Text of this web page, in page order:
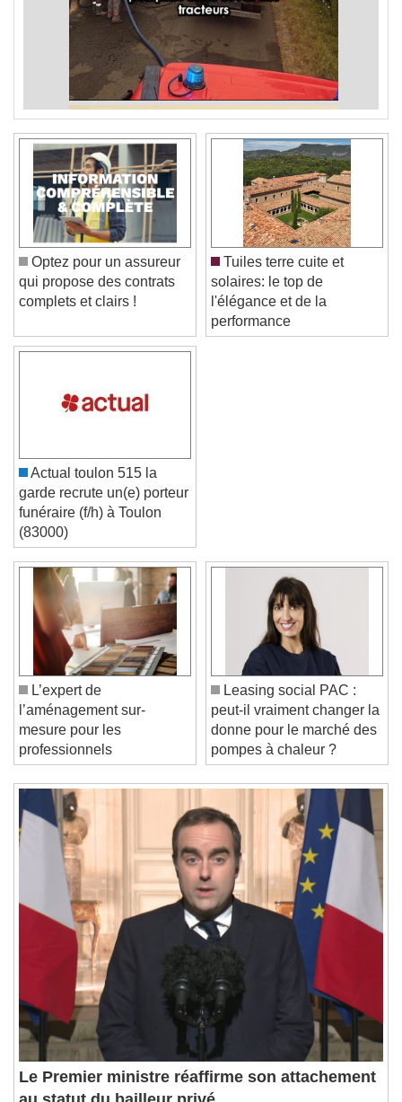
Video Player is loading.
Play Video
Play
Skip Backward
Skip Forward
Unmute
Current Time
/
Duration-:-
Loaded
Stream TypeLIVE
Seek to live, currently behind liveLIVE
Remaining Time
1x
Playback Rate
Chapters
Chapters
Descriptions
descriptions off
, selected
Subtitles
subtitles settings , opens subtitles
settings dialog
, selected
Audio Track
Picture-in-Picture Fullscreen
Optez pour un assureur
qui propose des contrats
Tuiles terre cuite et
solaires: le top de
l'élégance et de la
performance
Actual toulon 515 la
garde recrute un(e) porteur
funéraire (f/h) à Toulon
(83000)
L’expert de
l’aménagement sur-
mesure pour les
professionnels
Leasing social PAC :
peut-il vraiment changer la
donne pour le marché des
pompes à chaleur ?
Le Premier ministre réaffirme son attachement